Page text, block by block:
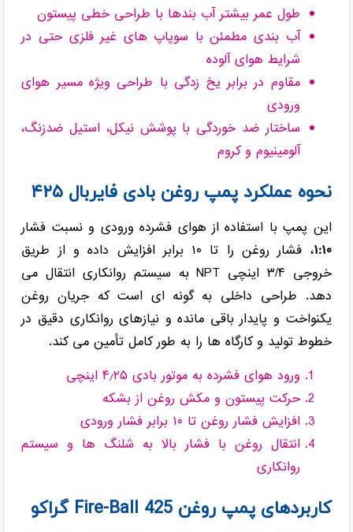
طول عمر بیشتر آب بندها با طراحی خطی پیستون
آب بندی مطمئن با سوپاپ های غیر فلزی حتی در
شرایط هوای آلوده
مقاوم در برابر یخ زدگی با طراحی ویژه مسیر هوای
ورودی
ساختار ضد خوردگی با پوشش نیکل، استیل ضدزنگ،
آلومینیوم و کروم
نحوه عملکرد پمپ روغن بادی فایربال ۴۲۵
این پمپ با استفاده از هوای فشرده ورودی و نسبت فشار
۱:۱۰
، فشار روغن را تا ۱۰ برابر افزایش داده و از طریق
خروجی ۳/۴ اینچی NPT به سیستم روانکاری انتقال می
دهد. طراحی داخلی به گونه ای است که جریان روغن
یکنواخت و پایدار باقی مانده و نیازهای روانکاری دقیق در
خطوط تولید و کارگاه ها را به طور کامل تأمین می کند.
ورود هوای فشرده به موتور بادی ۴٫۲۵ اینچی
حرکت پیستون و مکش روغن از بشکه
افزایش فشار روغن تا ۱۰ برابر فشار ورودی
انتقال روغن با فشار بالا به شلنگ ها و سیستم
روانکاری
کاربردهای پمپ روغن Fire-Ball 425 گراکو